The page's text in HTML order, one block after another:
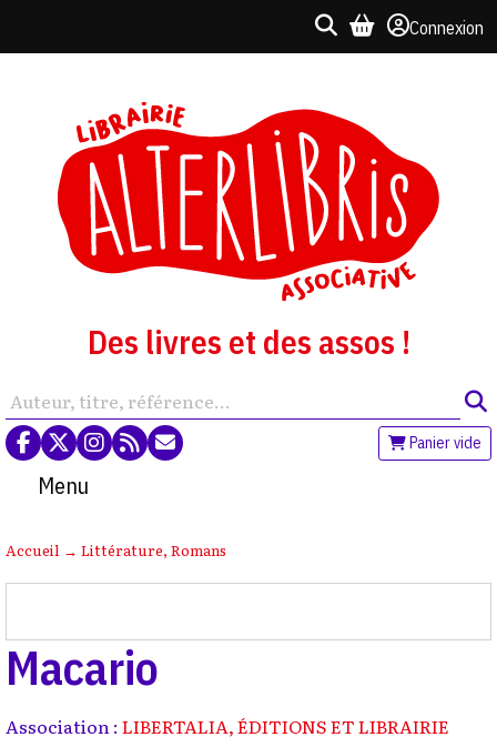
Connexion
Des livres et des assos !
Panier vide
Menu
Accueil → Littérature, Romans
Macario
Association : LIBERTALIA, ÉDITIONS ET LIBRAIRIE